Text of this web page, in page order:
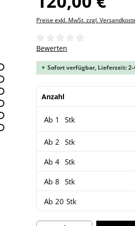
Preise exkl. MwSt. zzgl.
Durchschnittliche Bewertung
Bewerten
Sofort verfügbar, Lieferzeit: 2-
Anzahl
Ab 1 Stk
Ab 2 Stk
Ab 4 Stk
Ab 8 Stk
Ab 20 Stk